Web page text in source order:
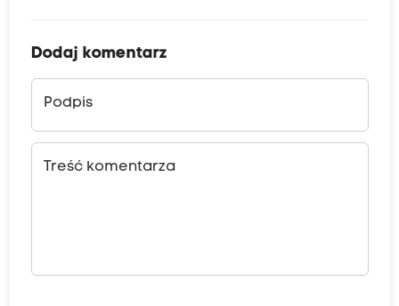
Dodaj komentarz
Podpis
Treść komentarza